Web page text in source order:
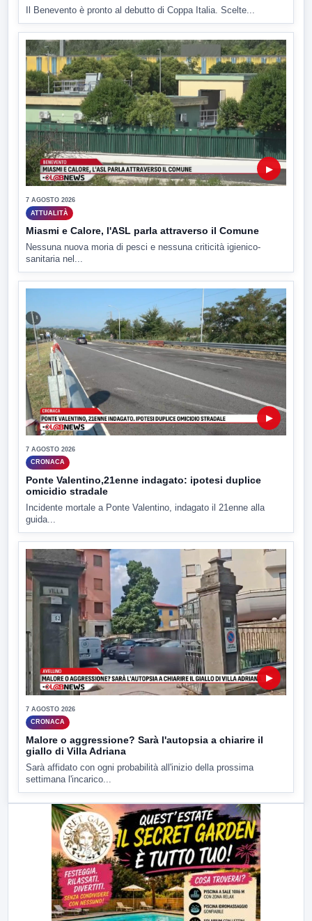
Il Benevento è pronto al debutto di Coppa Italia. Scelte...
▶
7 AGOSTO 2026
ATTUALITÀ
Miasmi e Calore, l'ASL parla attraverso il Comune
Nessuna nuova moria di pesci e nessuna criticità igienico-
sanitaria nel...
▶
7 AGOSTO 2026
CRONACA
Ponte Valentino,21enne indagato: ipotesi duplice
omicidio stradale
Incidente mortale a Ponte Valentino, indagato il 21enne alla
guida...
▶
7 AGOSTO 2026
CRONACA
Malore o aggressione? Sarà l'autopsia a chiarire il
giallo di Villa Adriana
Sarà affidato con ogni probabilità all'inizio della prossima
settimana l'incarico...